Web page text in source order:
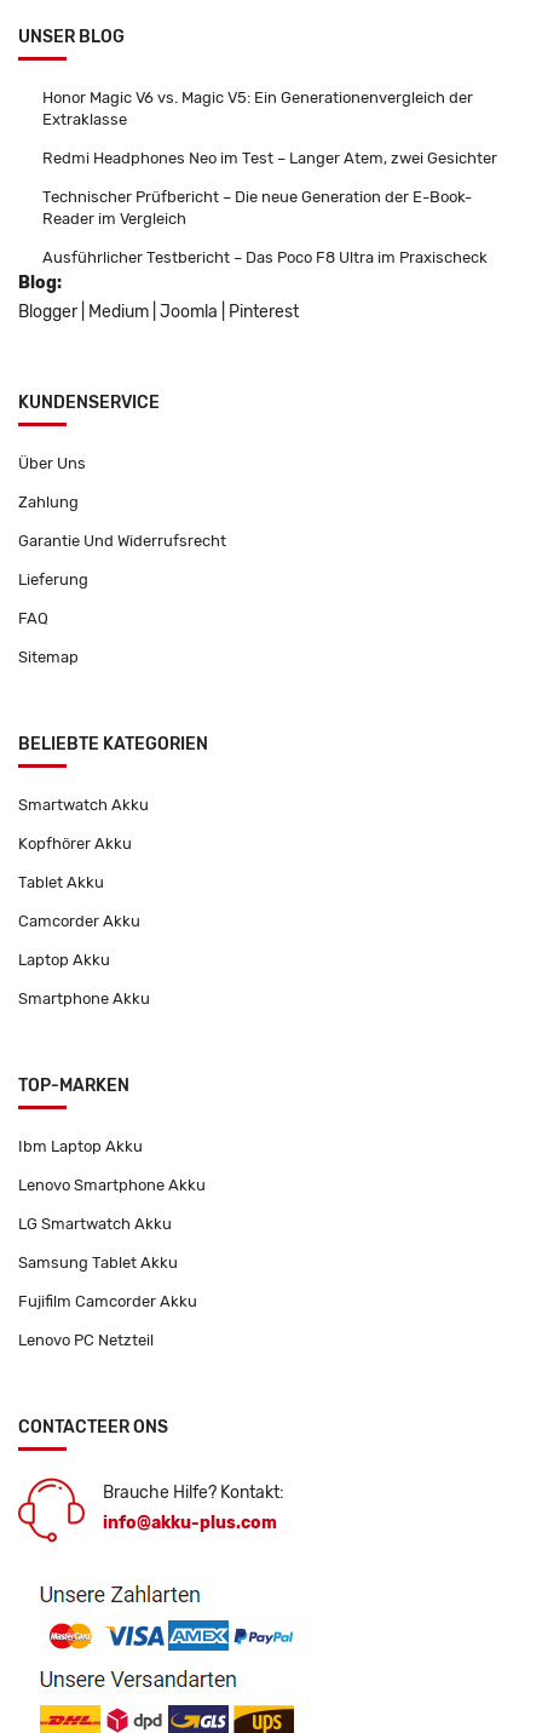
UNSER BLOG
Honor Magic V6 vs. Magic V5: Ein Generationenvergleich der
Extraklasse
Redmi Headphones Neo im Test – Langer Atem, zwei Gesichter
Technischer Prüfbericht – Die neue Generation der E-Book-
Reader im Vergleich
Ausführlicher Testbericht – Das Poco F8 Ultra im Praxischeck
Blog:
Blogger
Medium Joomla Pinterest
KUNDENSERVICE
Über Uns
Zahlung
Garantie Und Widerrufsrecht
Lieferung
FAQ
Sitemap
BELIEBTE KATEGORIEN
Smartwatch Akku
Kopfhörer Akku
Tablet Akku
Camcorder Akku
Laptop Akku
Smartphone Akku
TOP-MARKEN
Ibm Laptop Akku
Lenovo Smartphone Akku
LG Smartwatch Akku
Samsung Tablet Akku
Fujifilm Camcorder Akku
Lenovo PC Netzteil
CONTACTEER ONS
Brauche Hilfe? Kontakt:
info@akku-plus.com